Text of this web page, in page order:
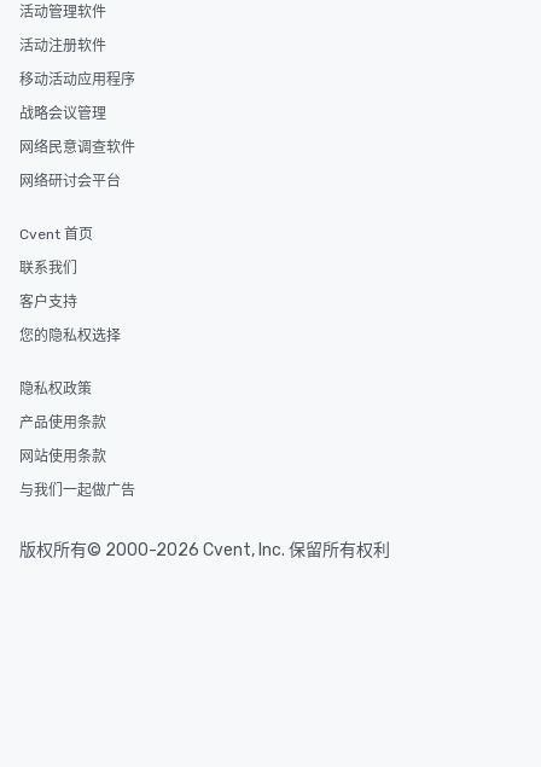
活动管理软件
活动注册软件
移动活动应用程序
战略会议管理
网络民意调查软件
网络研讨会平台
Cvent 首页
联系我们
客户支持
您的隐私权选择
隐私权政策
产品使用条款
网站使用条款
与我们一起做广告
版权所有© 2000-2026 Cvent, Inc. 保留所有权利